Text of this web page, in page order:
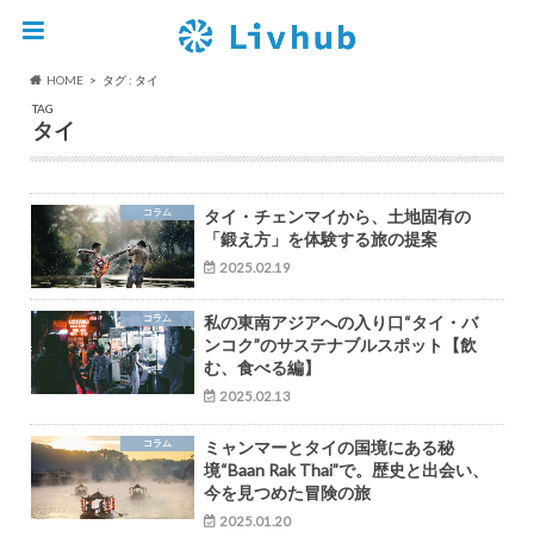
HOME
タグ : タイ
TAG
タイ
コラム
タイ・チェンマイから、土地固有の
「鍛え方」を体験する旅の提案
2025.02.19
コラム
私の東南アジアへの入り口“タイ・バ
ンコク”のサステナブルスポット【飲
む、食べる編】
2025.02.13
コラム
ミャンマーとタイの国境にある秘
境“Baan Rak Thai”で。歴史と出会い、
今を見つめた冒険の旅
2025.01.20